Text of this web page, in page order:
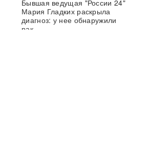
Бывшая ведущая "России 24"
Мария Гладких раскрыла
диагноз: у нее обнаружили
рак